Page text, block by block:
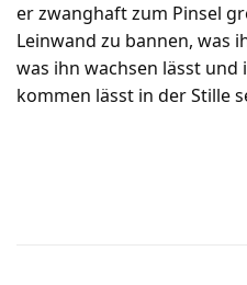
er zwanghaft zum Pinsel
Leinwand zu bannen, was
was ihn wachsen lässt und
kommen lässt in der Stille